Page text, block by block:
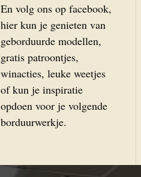
En volg ons op facebook,
hier kun je genieten van
geborduurde modellen,
gratis patroontjes,
winacties, leuke weetjes
of kun je inspiratie
opdoen voor je volgende
borduurwerkje.